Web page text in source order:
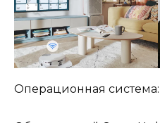
Операционная